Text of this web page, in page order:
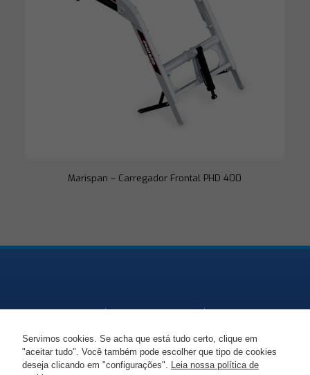
Marispan – Carregador Frontal PHD 400
Servimos cookies. Se acha que está tudo certo, clique em
"aceitar tudo". Você também pode escolher que tipo de cookies
deseja clicando em "configurações". Leia nossa política de
comportamento
ao visitar nosso
site, você
aumenta a
chance de ver
conteúdo e
ofertas
personalizadas.